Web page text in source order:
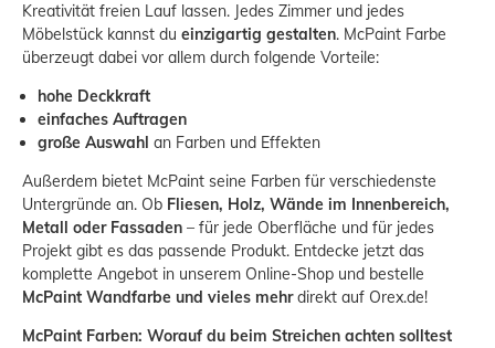
Kreativität freien Lauf lassen. Jedes Zimmer und jedes
Möbelstück kannst du einzigartig gestalten. McPaint Farbe
überzeugt dabei vor allem durch folgende Vorteile:
hohe Deckkraft
einfaches Auftragen
große Auswahl an Farben und Effekten
Außerdem bietet McPaint seine Farben für verschiedenste
Untergründe an. Ob Fliesen, Holz, Wände im Innenbereich,
Metall oder Fassaden – für jede Oberfläche und für jedes
Projekt gibt es das passende Produkt. Entdecke jetzt das
komplette Angebot in unserem Online-Shop und bestelle
McPaint Wandfarbe und vieles mehrdirekt auf Orex.de!
McPaint Farben: Worauf du beim Streichen achten solltest